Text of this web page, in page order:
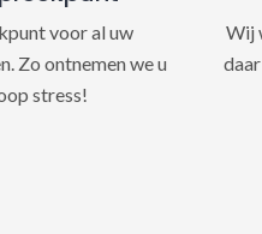
voor al uw
Zo ontnemen we u
stress!
Wij